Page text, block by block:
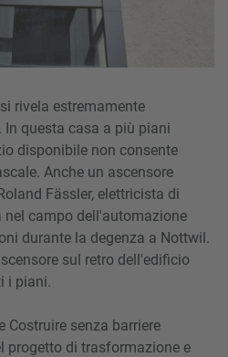
rivela estremamente
questa casa a più piani
disponibile non consente
Anche un ascensore
Fässler, elettricista di
campo dell'automazione
durante la degenza a Nottwil.
sul retro dell'edificio
i piani.
Costruire senza barriere
progetto di trasformazione e